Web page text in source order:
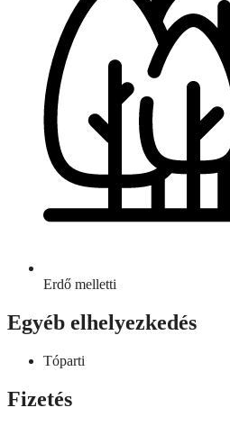
Erdő melletti
Egyéb elhelyezkedés
Tóparti
Fizetés